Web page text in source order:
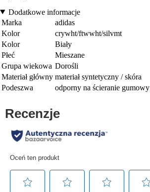
Dodatkowe informacje
Marka
adidas
Kolor
crywht/ftwwht/silvmt
Kolor
Biały
Płeć
Mieszane
Grupa wiekowa Dorośli
Materiał główny materiał syntetyczny / skóra
Podeszwa
odporny na ścieranie gumowy